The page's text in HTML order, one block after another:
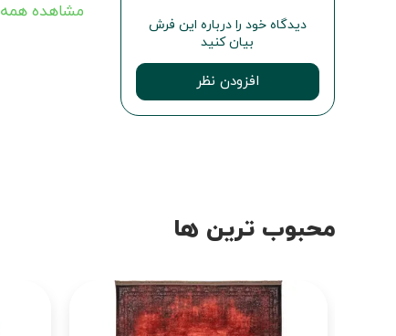
دیدگاه خود را درباره این فرش
بیان کنید
افزودن نظر
مشاهده همه
محبوب ترین ها